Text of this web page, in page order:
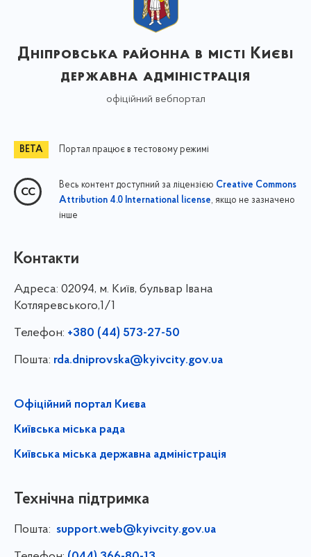
Дніпровська районна в місті Києві
державна адміністрація
офіційний вебпортал
Портал працює в тестовому режимі
Весь контент доступний за ліцензією Creative Commons
Attribution 4.0 International license, якщо не зазначено
інше
Контакти
Адреса: 02094, м. Київ, бульвар Івана
Котляревського,1/1
Телефон: +380 (44) 573-27-50
Пошта: rda.dniprovska@kyivcity.gov.ua
Офіційний портал Києва
Київська міська рада
Київська міська державна адміністрація
Технічна підтримка
Пошта: support.web@kyivcity.gov.ua